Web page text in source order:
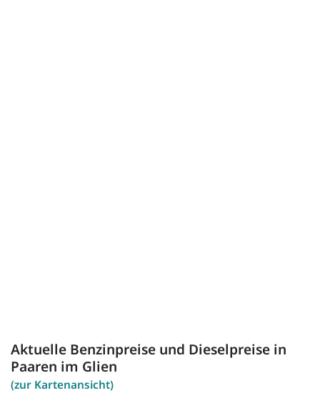
Aktuelle Benzinpreise und Dieselpreise in
Paaren im Glien
(zur Kartenansicht)